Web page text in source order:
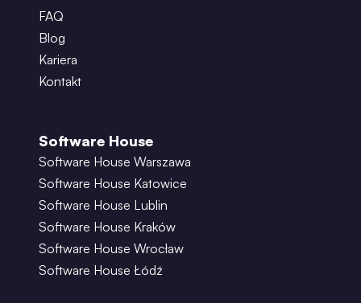
FAQ
Blog
Kariera
Kontakt
Software House
Software House Warszawa
Software House Katowice
Software House Lublin
Software House Kraków
Software House Wrocław
Software House Łódź